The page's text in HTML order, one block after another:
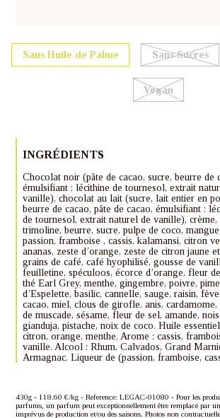
Sans Huile de Palme Sans Sucres
Vegan
INGRÉDIENTS
Chocolat noir (pâte de cacao, sucre, beurre de
émulsifiant : lécithine de tournesol, extrait
vanille), chocolat au lait (sucre, lait entier en
beurre de cacao, pâte de cacao, émulsifiant :
de tournesol, extrait naturel de vanille), crème,
trimoline, beurre, sucre, pulpe de coco, mangue,
passion, framboise , cassis, kalamansi, citron
ananas, zeste d’orange, zeste de citron jaune
grains de café, café hyophilisé, gousse de
feuilletine, spéculoos, écorce d’orange, fleur
thé Earl Grey, menthe, gingembre, poivre,
d’Espelette, basilic, cannelle, sauge, raisin,
cacao, miel, clous de girofle, anis, cardamome,
de muscade, sésame, fleur de sel, amande,
gianduja, pistache, noix de coco. Huile
citron, orange, menthe. Arome : cassis,
vanille. Alcool : Rhum, Calvados, Grand
Armagnac. Liqueur de (passion, framboise,
430g - 118.60 €/kg - Reference: LEGAC-01080 - Pour les
parfums, un parfum peut exceptionnellement être remplacé par
imprévus de production et/ou des saisons. Photos non